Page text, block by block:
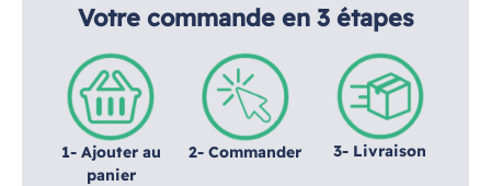
Votre commande en 3 étapes
1- Ajouter au
panier
2- Commander 3- Livraison